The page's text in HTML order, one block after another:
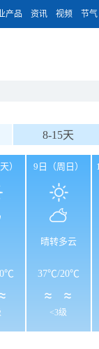
产品 资讯 视频 节气
8-15天
） 9日（周日）
晴转多云
37℃/20℃
<3级